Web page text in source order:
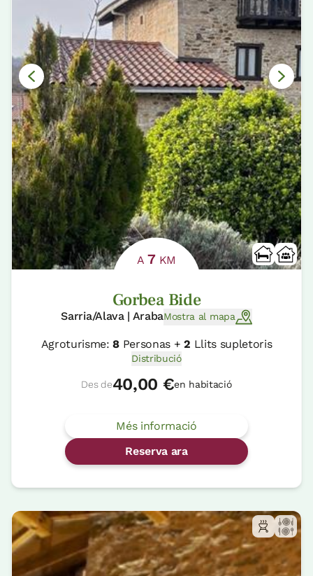
A7 KM
Gorbea Bide
Sarria/Alava | ArabaMostra al mapa
Agroturisme:8 Personas +2 Llits supletoris
Distribució
Des de40,00 €en habitació
Més informació
Reserva ara